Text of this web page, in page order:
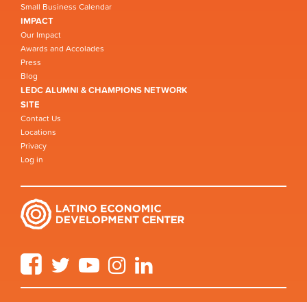
Small Business Calendar
IMPACT
Our Impact
Awards and Accolades
Press
Blog
LEDC ALUMNI & CHAMPIONS NETWORK
SITE
Contact Us
Locations
Privacy
Log in
FacebookTwitter YouTube Instagram